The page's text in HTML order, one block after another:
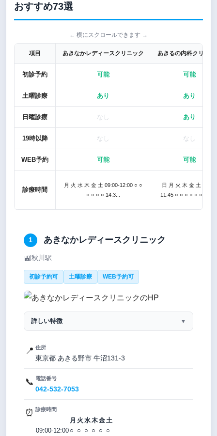
おすすめ73選
← 横にスクロールできます →
項目 あきなかレディースクリニック あきるの内科クリニッ
初診予約 可能 可能
土曜診療 あり あり
日曜診療 なし あり
19時以降 なし なし
WEB予約 可能 可能
診療時間
月 火 水 木 金 土 09:00-12:00 ○ ○
○ ○ ○ ○ 14:3...
日 月 火 木 金 土 09:00-
11:45 ○ ○ ○ ○ ○ ○
1 あきなかレディースクリニック
🚉秋川駅
初診予約可 土曜診療 WEB予約可
詳しい特徴 ▼
📍 住所
東京都 あきる野市 牛沼131-3
📞 電話番号
042-532-7053
⏰ 診療時間
月 火 水木金 土
09:00-12:00 ○ ○ ○ ○ ○ ○